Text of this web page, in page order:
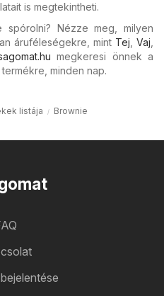
is megtekintheti.
spórolni? Nézze meg, milyen
áruféleségekre, mint Tej Vaj
megkeresi önnek a
minden nap.
listája Brownie